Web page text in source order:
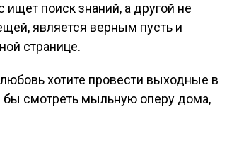
ищет поиск знаний, а другой не
является верным пусть и
странице.
хотите провести выходные в
бы смотреть мыльную оперу дома,